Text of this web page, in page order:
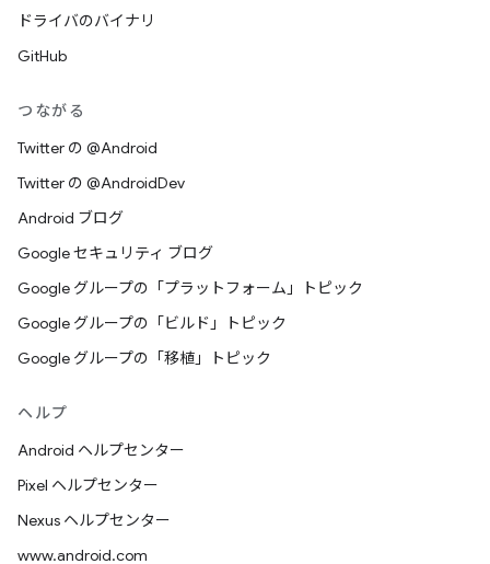
ドライバのバイナリ
GitHub
つながる
Twitter の @Android
Twitter の @AndroidDev
Android ブログ
Google セキュリティ ブログ
Google グループの「プラットフォーム」トピック
Google グループの「ビルド」トピック
Google グループの「移植」トピック
ヘルプ
Android ヘルプセンター
Pixel ヘルプセンター
Nexus ヘルプセンター
www.android.com